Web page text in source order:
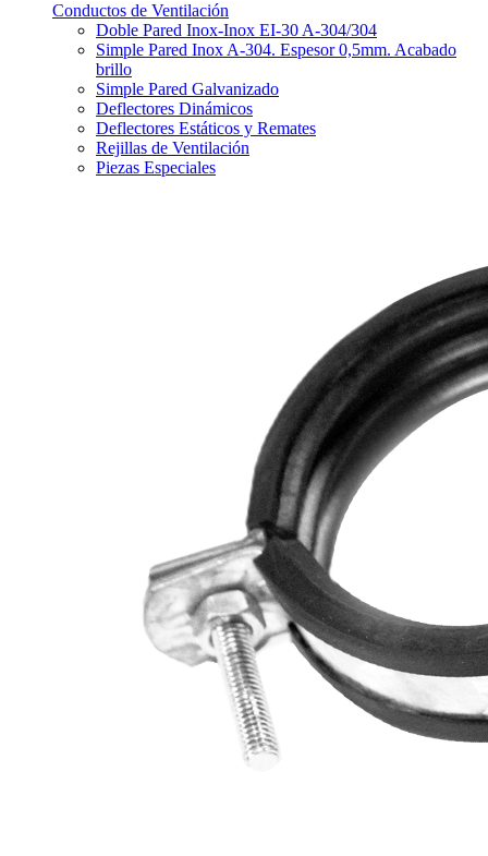
Conductos de Ventilación
Doble Pared Inox-Inox EI-30 A-304/304
Simple Pared Inox A-304. Espesor 0,5mm. Acabado
brillo
Simple Pared Galvanizado
Deflectores Dinámicos
Deflectores Estáticos y Remates
Rejillas de Ventilación
Piezas Especiales